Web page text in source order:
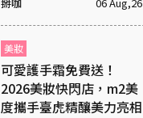
掰咖 06 Aug,26
美妝
可愛護手霜免費送！
2026美妝快閃店，m2美
度攜手臺虎精釀美力亮相